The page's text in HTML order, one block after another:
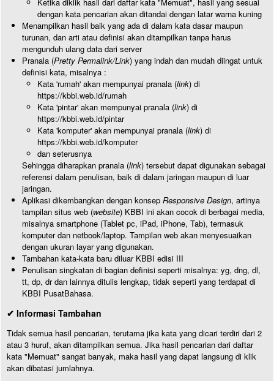
dengan kata pencarian akan ditandai dengan latar warna kuning
Menampilkan hasil baik yang ada di dalam kata dasar maupun
turunan, dan arti atau definisi akan ditampilkan tanpa harus
mengunduh ulang data dari server
Pranala (Pretty Permalink/Link) yang indah dan mudah diingat untuk
definisi kata, misalnya :
Kata 'rumah' akan mempunyai pranala (link) di
https://kbbi.web.id/rumah
Kata 'pintar' akan mempunyai pranala (link) di
https://kbbi.web.id/pintar
Kata 'komputer' akan mempunyai pranala (link) di
https://kbbi.web.id/komputer
dan seterusnya
Sehingga diharapkan pranala (link) tersebut dapat digunakan sebagai
referensi dalam penulisan, baik di dalam jaringan maupun di luar
jaringan.
Aplikasi dikembangkan dengan konsep Responsive Design, artinya
tampilan situs web (website) KBBI ini akan cocok di berbagai media,
misalnya smartphone (Tablet pc, iPad, iPhone, Tab), termasuk
komputer dan netbook/laptop. Tampilan web akan menyesuaikan
dengan ukuran layar yang digunakan.
Tambahan kata-kata baru diluar KBBI edisi III
Penulisan singkatan di bagian definisi seperti misalnya: yg, dng, dl,
tt, dp, dr dan lainnya ditulis lengkap, tidak seperti yang terdapat di
KBBI PusatBahasa.
✔ Informasi Tambahan
Tidak semua hasil pencarian, terutama jika kata yang dicari terdiri dari 2
atau 3 huruf, akan ditampilkan semua. Jika hasil pencarian dari daftar
kata "Memuat" sangat banyak, maka hasil yang dapat langsung di klik
akan dibatasi jumlahnya.